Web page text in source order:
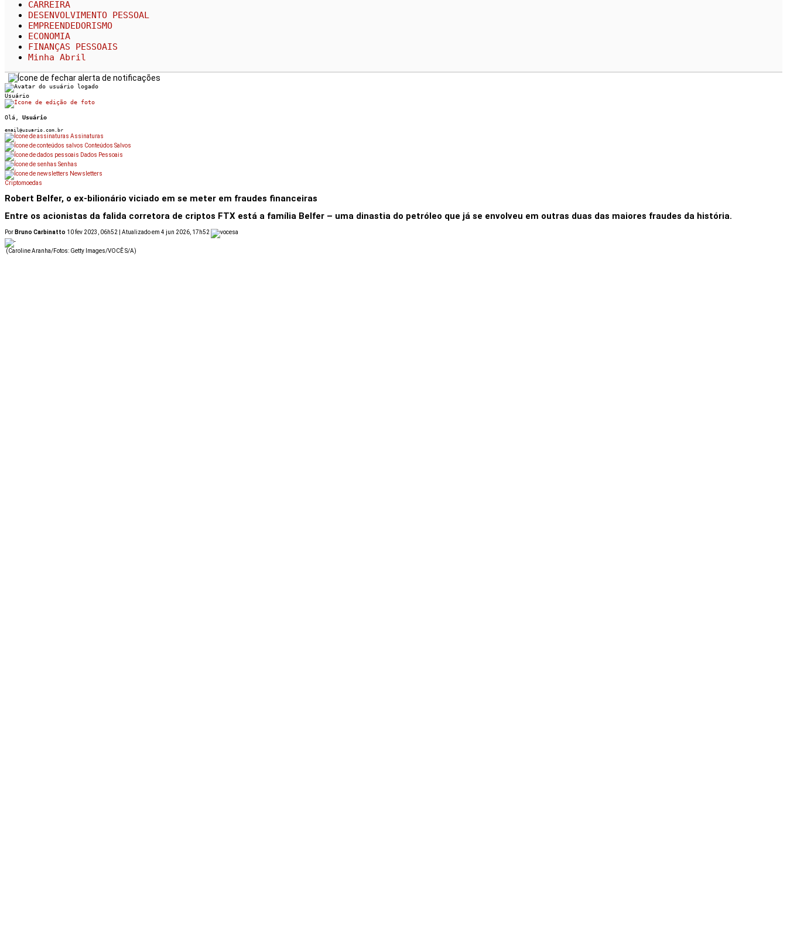
CARREIRA
DESENVOLVIMENTO PESSOAL
EMPREENDEDORISMO
ECONOMIA
FINANÇAS PESSOAIS
Minha Abril
Usuário
Olá, Usuário
email@usuario.com.br
Assinaturas
Conteúdos Salvos
Dados Pessoais
Senhas
Newsletters
Criptomoedas
Robert Belfer, o ex-bilionário viciado em se meter em fraudes financeiras
Entre os acionistas da falida corretora de criptos FTX está a família Belfer – uma dinastia do petróleo que já se envolveu em outras duas das maiores fraudes da história.
Por Bruno Carbinatto 10 fev 2023, 06h52 | Atualizado em 4 jun 2026, 17h52
(Caroline Aranha/Fotos: Getty Images/VOCÊ S/A)